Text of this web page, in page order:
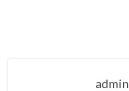
admin